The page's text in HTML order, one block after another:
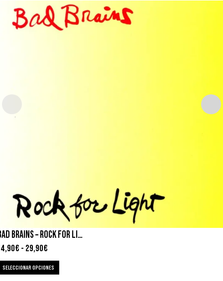
BAD BRAINS – ROCK FOR LIGHT
€ - 29,90€
SELECCIONAR OPCIONES